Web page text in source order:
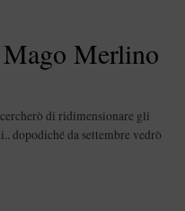
Merlino
di ridimensionare gli
dopodiché da settembre vedrò